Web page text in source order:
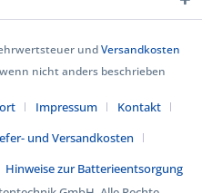
undVersandkosten
nicht anders beschrieben
Impressum
Kontakt
und Versandkosten
Hinweise zur Batterieentsorgung